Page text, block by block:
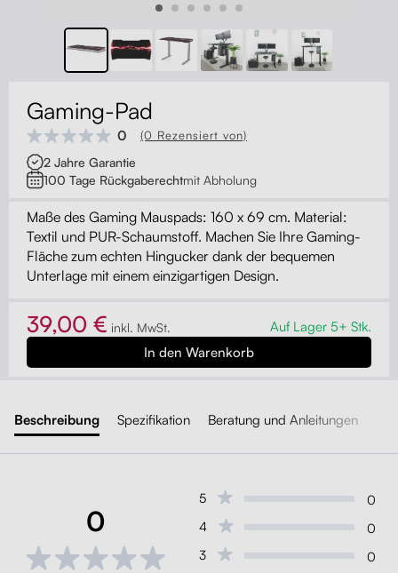
Kabelmanagement
Monitorständer
Tischtrennwände
Rückenlehnen
Kontakt
Gaming-Pad
0 (0 Rezensiert von)
2 Jahre Garantie
100 Tage Rückgaberechtmit Abholung
Maße des Gaming Mauspads: 160 x 69 cm. Material:
Textil und PUR-Schaumstoff. Machen Sie Ihre Gaming-
Fläche zum echten Hingucker dank der bequemen
Unterlage mit einem einzigartigen Design.
39,00 € inkl. MwSt. Auf Lager 5+ Stk.
Beschreibung Spezifikation Beratung und Anleitungen
0
5
0
4
0
3
0